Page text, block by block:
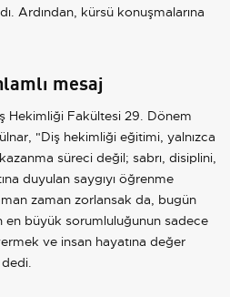
Ardından, kürsü konuşmalarına
mesaj
Hekimliği Fakültesi 29. Dönem
"Diş hekimliği eğitimi, yalnızca
süreci değil; sabrı, disiplini,
duyulan saygıyı öğrenme
zaman zorlansak da, bugün
en büyük sorumluluğunun sadece
ve insan hayatına değer